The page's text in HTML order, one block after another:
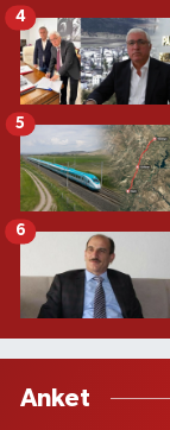
4
5
6
Anket